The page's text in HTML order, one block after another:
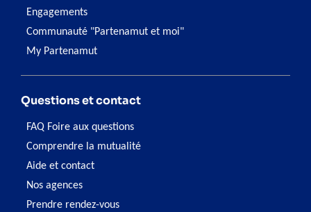
Engagements
Communauté "Partenamut et moi"
My Partenamut
Questions et contact
FAQ Foire aux questions
Comprendre la mutualité
Aide et contact
Nos agences
Prendre rendez-vous